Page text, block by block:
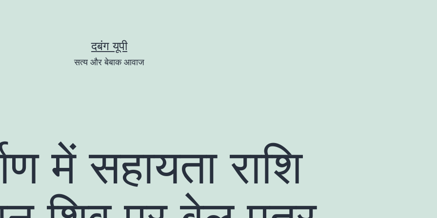
दबंग यूपी
सत्य और बेबाक आवाज
में सहायता राशि